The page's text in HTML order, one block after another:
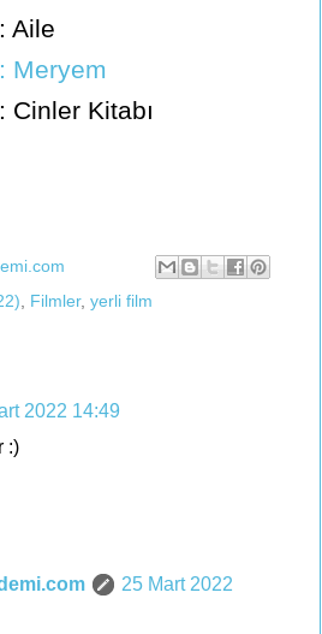
Aile
Meryem
Cinler Kitabı
Filmler, yerli film
2022 14:49
:)
25 Mart 2022